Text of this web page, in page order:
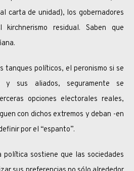
carta de unidad), los gobernadores
residual. Saben que
políticos, el peronismo si se
sus aliados, seguramente se
opciones electorales reales,
con dichos extremos y deban -en
por el “espanto”.
que las sociedades